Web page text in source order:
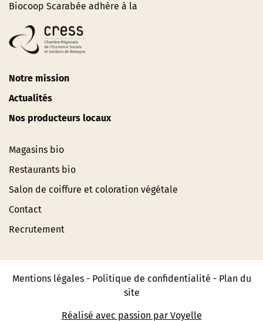
Biocoop Scarabée adhère à la
Notre mission
Actualités
Nos producteurs locaux
Magasins bio
Restaurants bio
Salon de coiffure et coloration végétale
Contact
Recrutement
Mentions légales- Politique de confidentialité - Plan du
site
Réalisé avec passion par Voyelle